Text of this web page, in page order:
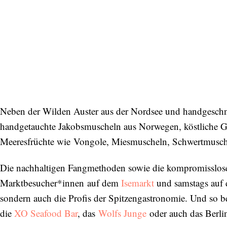
Neben der Wilden Auster aus der Nordsee und
handgetauchte Jakobsmuscheln aus Norwegen,
Meeresfrüchte wie Vongole, Miesmuscheln,
Die nachhaltigen Fangmethoden sowie die
Marktbesucher*innen auf dem Isemarkt und samstags
sondern auch die Profis der Spitzengastronomie. Und so
die XO Seafood Bar, das Wolfs Junge oder auch das